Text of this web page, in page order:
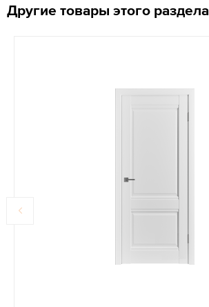
Другие товары этого раздела